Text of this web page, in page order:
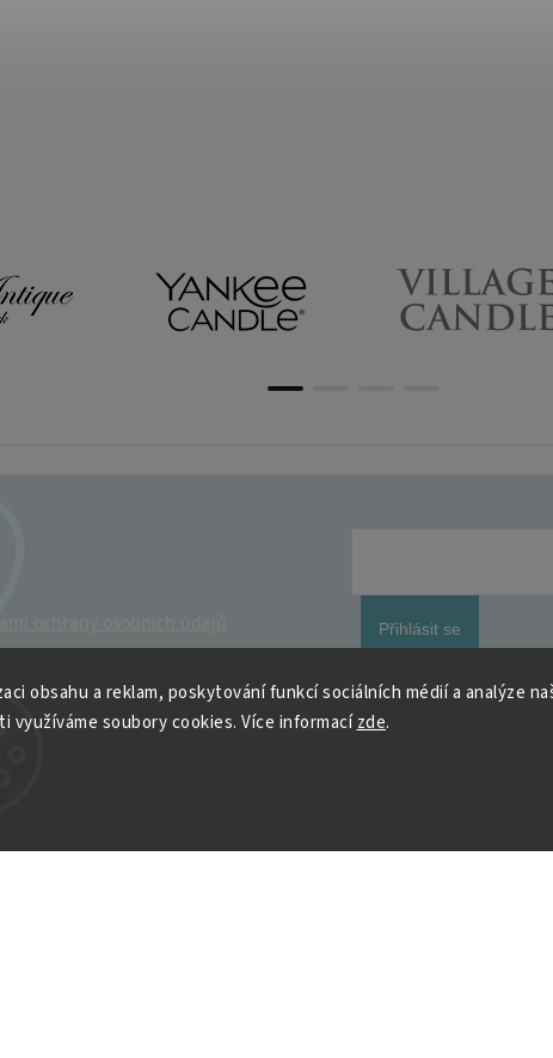
obsahu a reklam, poskytování funkcí sociálních médií a analýze
využíváme soubory cookies. Více informacízde.
Přihlásit se
VÍCE O HOUSEDECOR Kontakt